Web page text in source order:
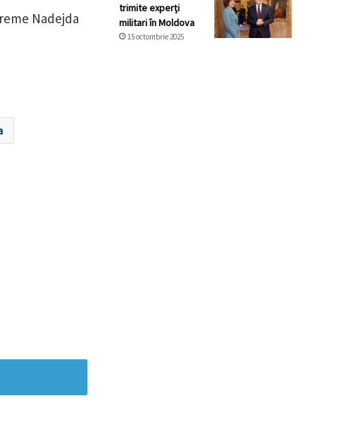
Nadejda
trimite experți
militari în Moldova
15 octombrie 2025